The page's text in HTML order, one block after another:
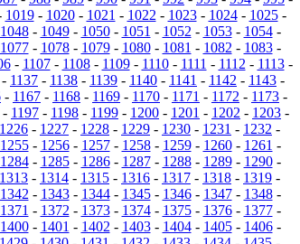
1019- 1020- 1021 - 1022 - 1023- 1024- 1025-
1048- 1049- 1050- 1051 - 1052 - 1053- 1054-
1077- 1078- 1079- 1080- 1081 - 1082 - 1083-
- 1107- 1108- 1109- 1110- 1111 - 1112 - 1113-
- 1137 - 1138 - 1139 - 1140 - 1141 - 1142 - 1143 -
- 1167 - 1168 - 1169 - 1170 - 1171 - 1172 - 1173 -
- 1197 - 1198 - 1199 - 1200 - 1201 - 1202 - 1203 -
1226 - 1227 - 1228 - 1229 - 1230 - 1231 - 1232 -
1255- 1256- 1257- 1258- 1259- 1260- 1261 -
1284- 1285- 1286- 1287- 1288- 1289- 1290-
1313 - 1314 - 1315 - 1316 - 1317 - 1318 - 1319 -
1342 - 1343- 1344- 1345- 1346- 1347- 1348-
1371 - 1372 - 1373- 1374- 1375- 1376- 1377-
1400- 1401 - 1402 - 1403- 1404- 1405- 1406-